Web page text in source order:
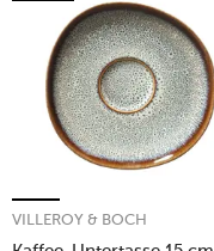
VILLEROY & BOCH